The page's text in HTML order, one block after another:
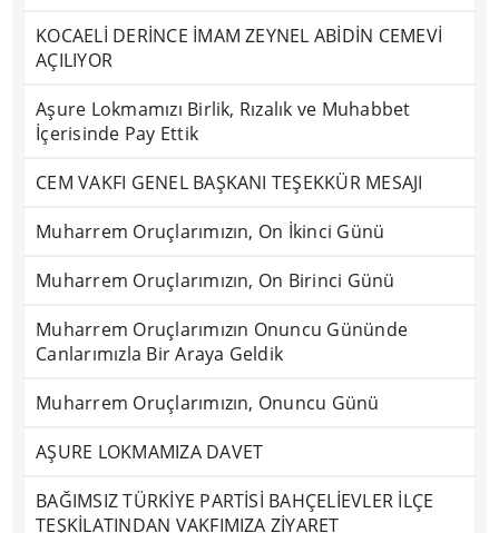
KOCAELİ DERİNCE İMAM ZEYNEL ABİDİN CEMEVİ
AÇILIYOR
Aşure Lokmamızı Birlik, Rızalık ve Muhabbet
İçerisinde Pay Ettik
CEM VAKFI GENEL BAŞKANI TEŞEKKÜR MESAJI
Muharrem Oruçlarımızın, On İkinci Günü
Muharrem Oruçlarımızın, On Birinci Günü
Muharrem Oruçlarımızın Onuncu Gününde
Canlarımızla Bir Araya Geldik
Muharrem Oruçlarımızın, Onuncu Günü
AŞURE LOKMAMIZA DAVET
BAĞIMSIZ TÜRKİYE PARTİSİ BAHÇELİEVLER İLÇE
TEŞKİLATINDAN VAKFIMIZA ZİYARET